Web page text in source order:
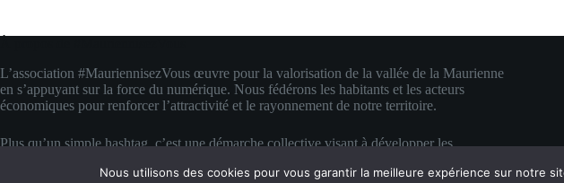
L’association #MauriennisezVous œuvre pour la valorisation de la vallée de la Maurienne
en s’appuyant sur la force du numérique. Nous fédérons les habitants et les acteurs
économiques pour renforcer l’attractivité et le rayonnement de notre territoire.
Plus qu’un simple hashtag, c’est une démarche collective visant à développer les
concrète pour faire rayonner la Maurienne bien au-delà de ses montagnes.
Nous utilisons des cookies pour vous garantir la meilleure expérience sur notre